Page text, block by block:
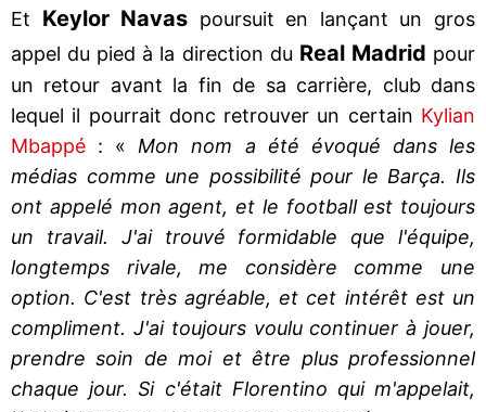
Et Keylor Navas poursuit en lançant un gros
appel du pied à la direction du Real Madrid pour
un retour avant la fin de sa carrière, club dans
lequel il pourrait donc retrouver un certain Kylian
Mbappé : « Mon nom a été évoqué dans les
médias comme une possibilité pour le Barça. Ils
ont appelé mon agent, et le football est toujours
un travail. J'ai trouvé formidable que l'équipe,
longtemps rivale, me considère comme une
option. C'est très agréable, et cet intérêt est un
compliment. J'ai toujours voulu continuer à jouer,
prendre soin de moi et être plus professionnel
chaque jour. Si c'était Florentino qui m'appelait,